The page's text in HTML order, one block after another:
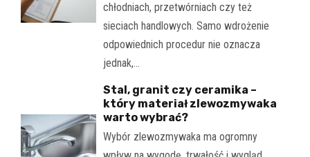
chłodniach, przetwórniach czy też
sieciach handlowych. Samo wdrożenie
odpowiednich procedur nie oznacza
jednak,…
Stal, granit czy ceramika –
który materiał zlewozmywaka
warto wybrać?
Wybór zlewozmywaka ma ogromny